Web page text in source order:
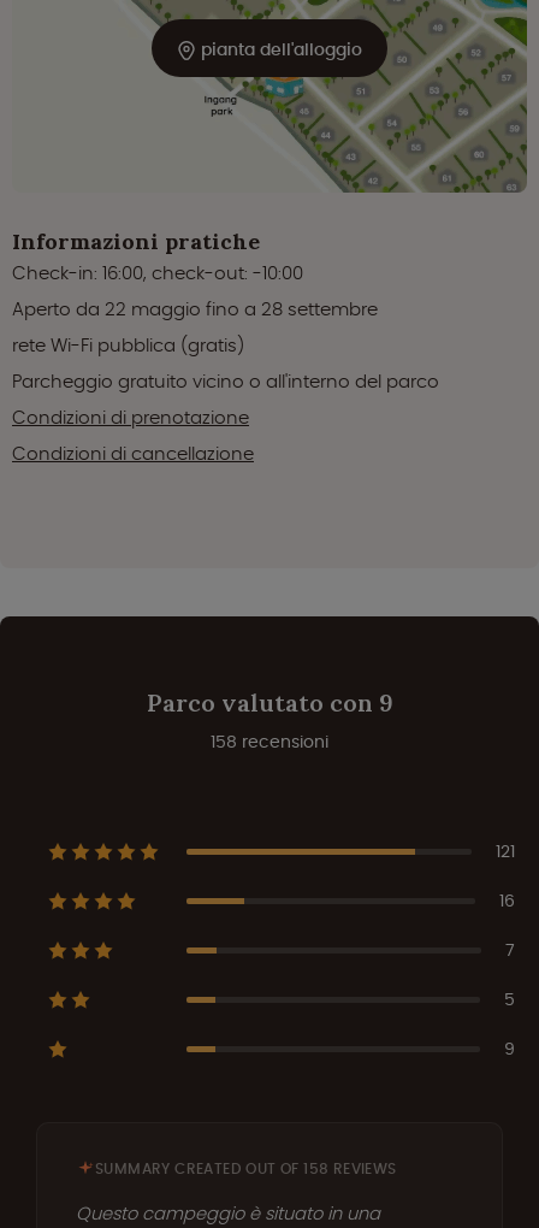
pianta dell'alloggio
Informazioni pratiche
Check-in: 16:00, check-out: -10:00
Aperto da 22 maggio fino a 28 settembre
rete Wi-Fi pubblica (gratis)
Parcheggio gratuito vicino o all'interno del parco
Condizioni di prenotazione
Condizioni di cancellazione
Parco valutato con 9
158 recensioni
121
16
7
5
9
SUMMARY CREATED OUT OF 158 REVIEWS
Questo campeggio è situato in una